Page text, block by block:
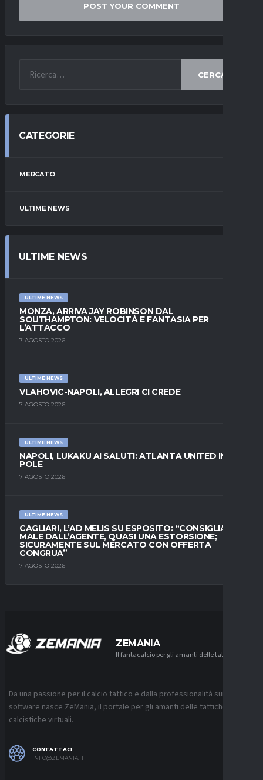
CERCA
CATEGORIE
MERCATO
ULTIME NEWS
ULTIME NEWS
ULTIME NEWS
MONZA, ARRIVA JAY ROBINSON DAL
SOUTHAMPTON: VELOCITÀ E FANTASIA PER
L’ATTACCO
7 AGOSTO 2026
ULTIME NEWS
VLAHOVIC-NAPOLI, ALLEGRI CI CREDE
7 AGOSTO 2026
ULTIME NEWS
NAPOLI, LUKAKU AI SALUTI: ATLANTA UNITED IN
POLE
7 AGOSTO 2026
ULTIME NEWS
CAGLIARI, L’AD MELIS SU ESPOSITO: “CONSIGLIATO
MALE DALL’AGENTE, QUASI UNA ESTORSIONE;
SICURAMENTE SUL MERCATO CON OFFERTA
CONGRUA”
7 AGOSTO 2026
ZEMANIA
Il fantacalcio per gli amanti delle tattiche
Da una passione per il calcio tattico e dalla professionalità sui
software nasce ZeMania, il portale per gli amanti delle tattiche
calcistiche virtuali.
CONTATTACI
INFO@ZEMANIA.IT